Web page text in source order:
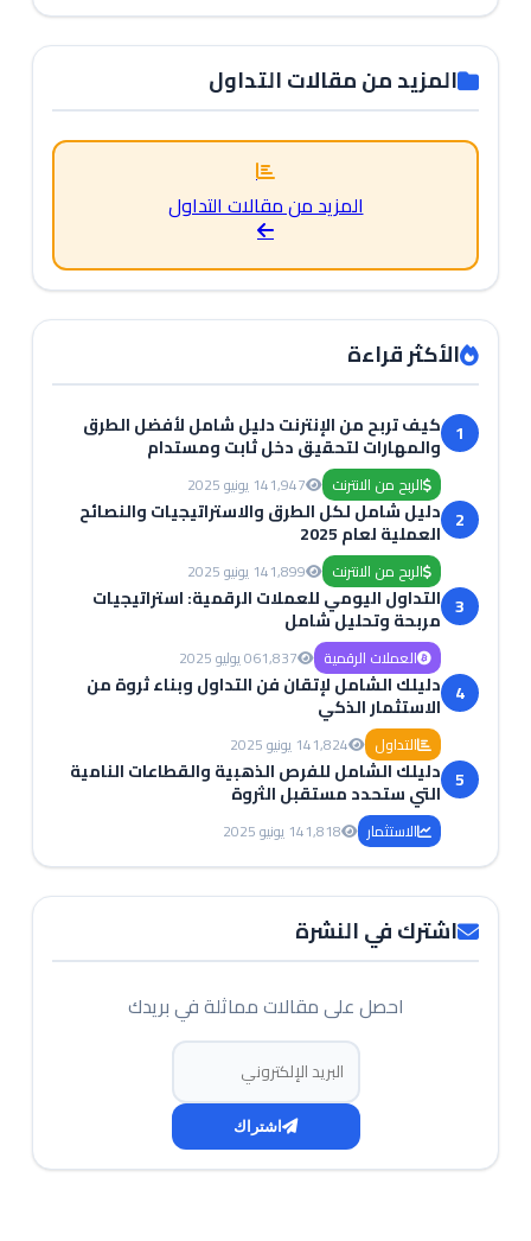
المزيد من مقالات التداول
المزيد من مقالات التداول
الأكثر قراءة
1 كيف تربح من الإنترنت دليل شامل لأفضل الطرق
والمهارات لتحقيق دخل ثابت ومستدام
الربح من الانترنت 1,94714 يونيو 2025
2 دليل شامل لكل الطرق والاستراتيجيات والنصائح
العملية لعام 2025
الربح من الانترنت 1,89914 يونيو 2025
3 التداول اليومي للعملات الرقمية: استراتيجيات
مربحة وتحليل شامل
العملات الرقمية 1,83706 يوليو 2025
4 دليلك الشامل لإتقان فن التداول وبناء ثروة من
الاستثمار الذكي
التداول 1,82414 يونيو 2025
5 دليلك الشامل للفرص الذهبية والقطاعات النامية
التي ستحدد مستقبل الثروة
الاستثمار 1,81814 يونيو 2025
اشترك في النشرة
احصل على مقالات مماثلة في بريدك
البريد الإلكتروني
اشتراك